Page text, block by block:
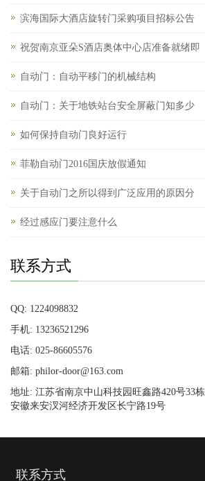
滨海国际大酒店旋转门采购项目招标公告
祝贺南京亚朵S酒店奥体中心店准备就绪即
自动门：自动平移门的机械结构
自动门：关于地铁站台安全屏蔽门知多少
如何保持自动门良好运行
菲勒自动门2016国庆放假通知
关于自动门之所以得到广泛应用的原因分
经过感应门要注意什么
联系方式
QQ: 1224098832
手机: 13236521296
电话: 025-86605576
邮箱: philor-door@163.com
地址: 江苏省南京中山科技园旺鑫路420号33栋
安徽来安汊河经济开发区长宁路19号
联系方式